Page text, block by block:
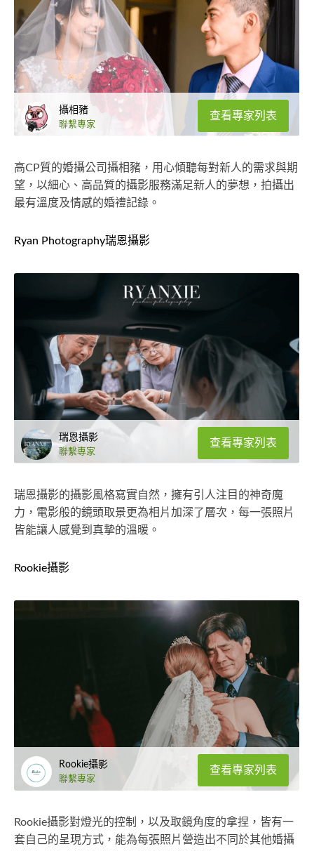
攝相豬
聯繫專家
查看專家列表
高CP質的婚攝公司攝相豬，用心傾聽每對新人的需求與期
望，以細心、高品質的攝影服務滿足新人的夢想，拍攝出
最有溫度及情感的婚禮記錄。
Ryan Photography瑞恩攝影
瑞恩攝影
聯繫專家
查看專家列表
瑞恩攝影的攝影風格寫實自然，擁有引人注目的神奇魔
力，電影般的鏡頭取景更為相片加深了層次，每一張照片
皆能讓人感覺到真摯的溫暖。
Rookie攝影
Rookie攝影
聯繫專家
查看專家列表
Rookie攝影對燈光的控制，以及取鏡角度的拿捏，皆有一
套自己的呈現方式，能為每張照片營造出不同於其他婚攝